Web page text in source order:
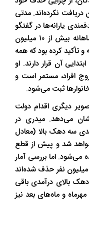
دریافت نکرده‌اند. مدتی
یارانه‌ها در گفتگو
با تابناک، معیار اصلی حذف را «درآمد ماهانه بیش از ۱۰ میلیون
تأکید کرده بود که همه
آن قرار دارند. او
افراد، مستمر است و
دیگری اقدام دولت
می‌دهد. میدری در
سه دهک بالا (معادل
خواهد شد و پیش از قطع
می‌شود. اما بررسی آمار
می‌دهد که در تابستان تنها حدود ۶ میلیون نفر حذف شده‌اند
در سه دهک بالای درآمدی باقی
و ماه‌های بعد نیز